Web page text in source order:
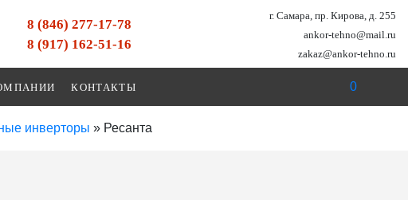
8 (846) 277-17-78
8 (917) 162-51-16
г. Самара, пр. Кирова, д. 255
ankor-tehno@mail.ru
zakaz@ankor-tehno.ru
КОНТАКТЫ 0
инверторы » Ресанта